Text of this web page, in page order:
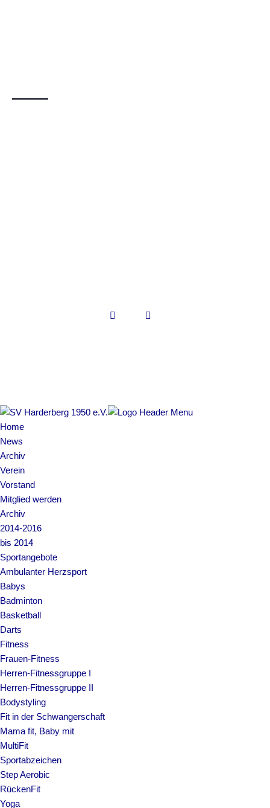
Home
News
Archiv
Verein
Vorstand
Mitglied werden
Archiv
2014-2016
bis 2014
Sportangebote
Ambulanter Herzsport
Babys
Badminton
Basketball
Darts
Fitness
Frauen-Fitness
Herren-Fitnessgruppe I
Herren-Fitnessgruppe II
Bodystyling
Fit in der Schwangerschaft
Mama fit, Baby mit
MultiFit
Sportabzeichen
Step Aerobic
RückenFit
Yoga